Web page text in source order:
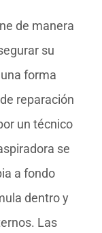
de manera
su
forma
reparación
un técnico
se
a fondo
dentro y
Las